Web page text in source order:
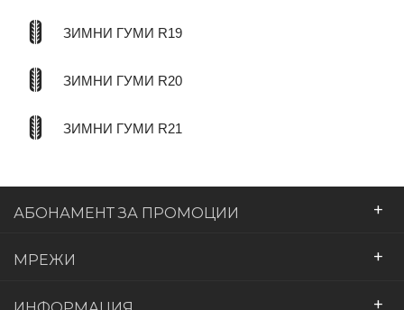
ЗИМНИ ГУМИ R19
ЗИМНИ ГУМИ R20
ЗИМНИ ГУМИ R21
АБОНАМЕНТ ЗА ПРОМОЦИИ +
МРЕЖИ +
+